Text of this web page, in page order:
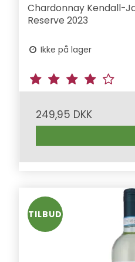
Chardonnay Kendall-
Reserve 2023
Ikke på lager
249,95 DKK
TILBUD